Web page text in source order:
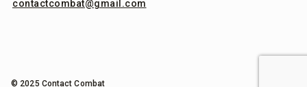
contactcombat@gmail.com
© 2025 Contact Combat